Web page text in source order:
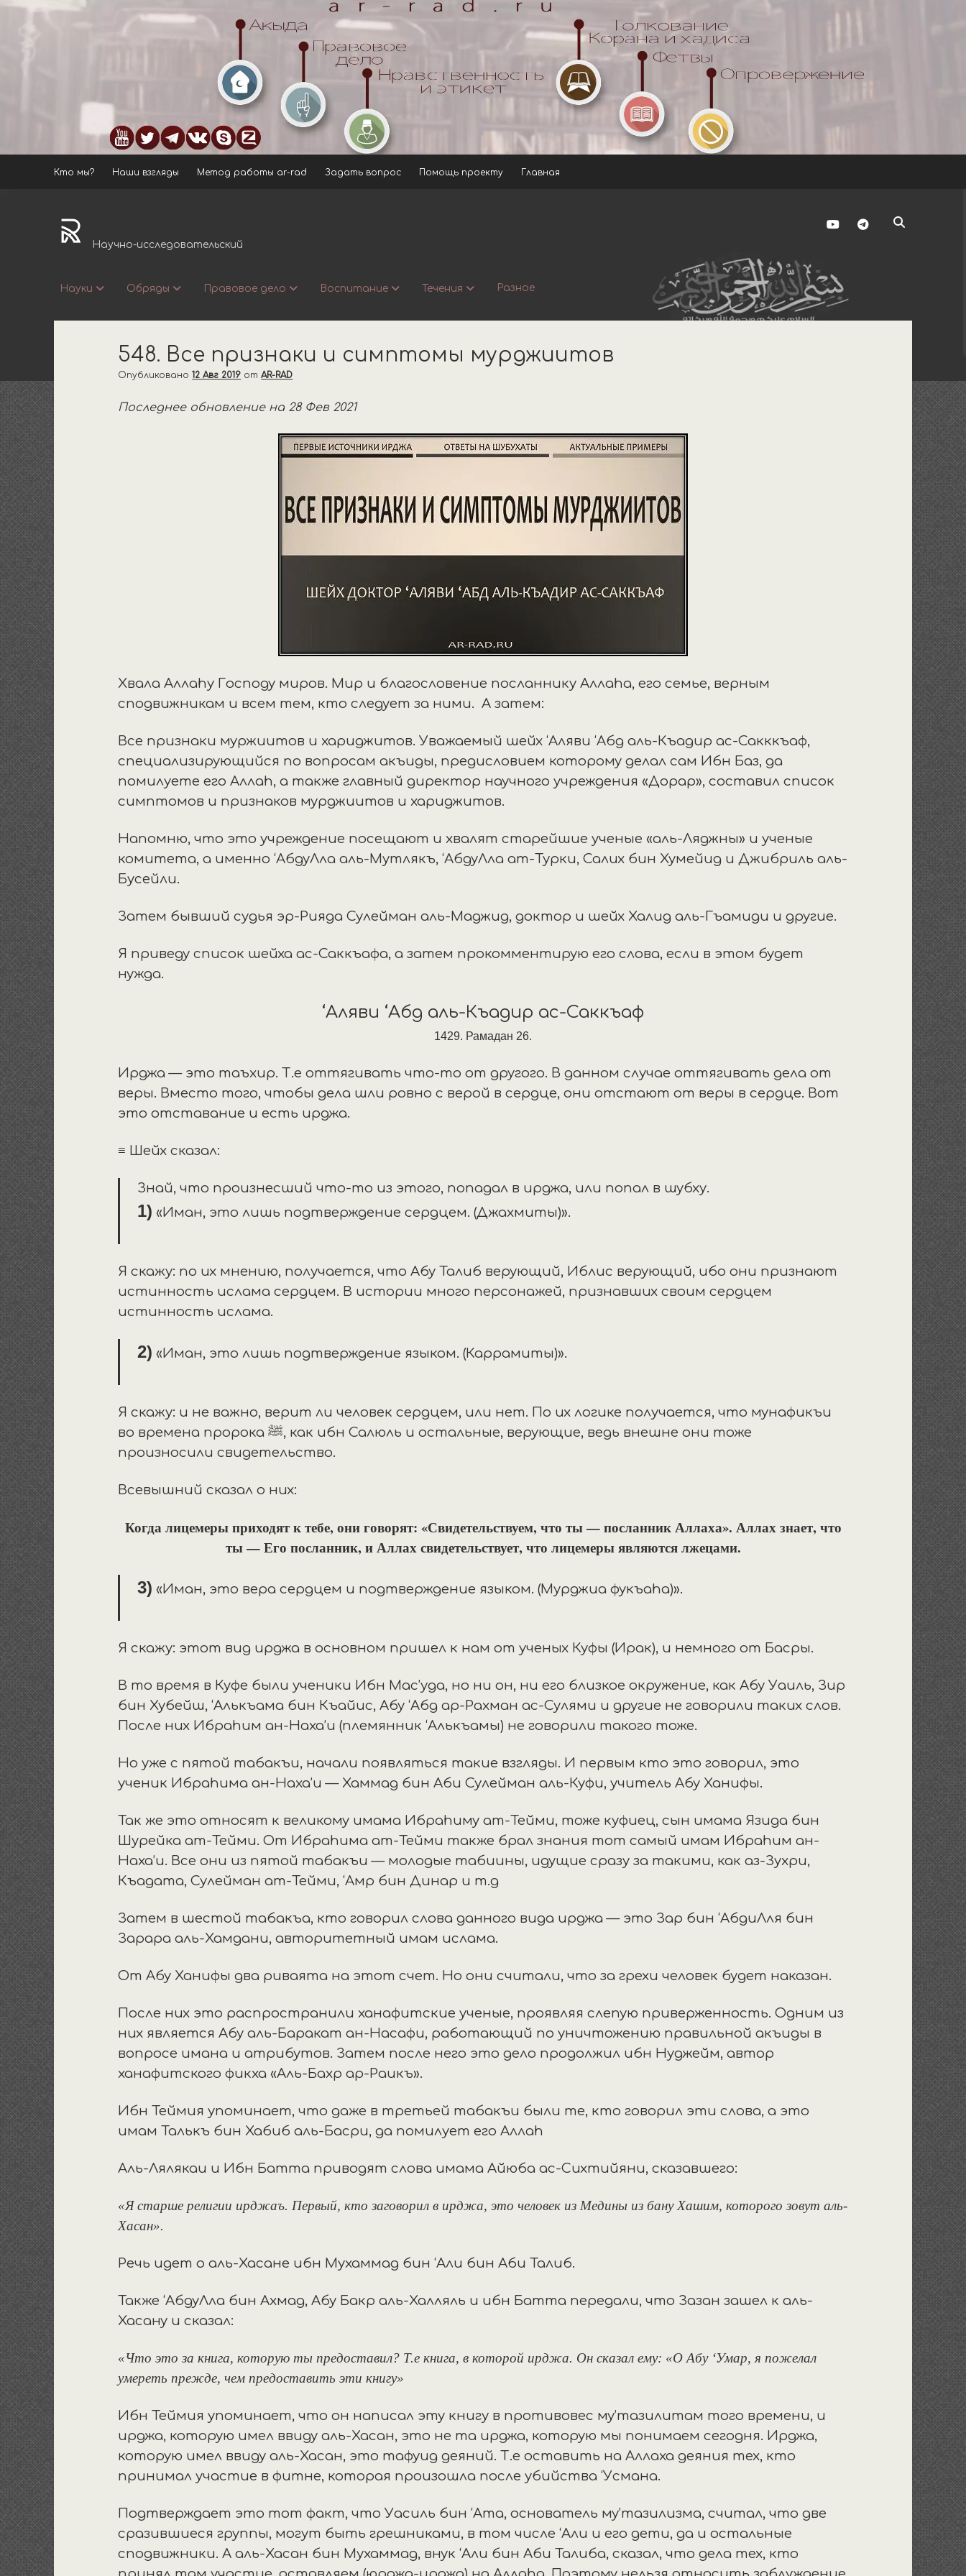
Кто мы? Наши взгляды Метод работы ar-rad Задать вопрос Помощь проекту Главная
ar-
rad.ruНаучно-исследовательский
youtubetelegram
Науки Обряды Правовое дело Воспитание Течения Разное
548. Все признаки и симптомы мурджиитов
Опубликовано12 Авг 2019 отAR-RAD
Последнее обновление на 28 Фев 2021
Хвала Аллаhу Господу миров. Мир и благословение посланнику Аллаhа, его семье, верным
сподвижникам и всем тем, кто следует за ними. А затем:
Все признаки муржиитов и хариджитов. Уважаемый шейх ‘Аляви ‘Абд аль-Къадир ас-Сакккъаф,
специализирующийся по вопросам акъиды, предисловием которому делал сам Ибн Баз, да
помилуете его Аллаh, а также главный директор научного учреждения «Дорар», составил список
симптомов и признаков мурджиитов и хариджитов.
Напомню, что это учреждение посещают и хвалят старейшие ученые «аль-Ляджны» и ученые
комитета, а именно ‘АбдуЛла аль-Мутлякъ, ‘АбдуЛла ат-Турки, Салих бин Хумейид и Джибриль аль-
Бусейли.
Затем бывший судья эр-Рияда Сулейман аль-Маджид, доктор и шейх Халид аль-Гъамиди и другие.
Я приведу список шейха ас-Саккъафа, а затем прокомментирую его слова, если в этом будет
нужда.
‘Аляви ‘Абд аль-Къадир ас-Саккъаф
1429. Рамадан 26.
Ирджа — это таъхир. Т.е оттягивать что-то от другого. В данном случае оттягивать дела от
веры. Вместо того, чтобы дела шли ровно с верой в сердце, они отстают от веры в сердце. Вот
это отставание и есть ирджа.
≡ Шейх сказал:
Знай, что произнесший что-то из этого, попадал в ирджа, или попал в шубху.
1) «Иман, это лишь подтверждение сердцем. (Джахмиты)».
Я скажу: по их мнению, получается, что Абу Талиб верующий, Иблис верующий, ибо они признают
истинность ислама сердцем. В истории много персонажей, признавших своим сердцем
истинность ислама.
2) «Иман, это лишь подтверждение языком. (Каррамиты)».
Я скажу: и не важно, верит ли человек сердцем, или нет. По их логике получается, что мунафикъи
во времена пророка ﷺ, как ибн Салюль и остальные, верующие, ведь внешне они тоже
произносили свидетельство.
Всевышний сказал о них:
Когда лицемеры приходят к тебе, они говорят: «Свидетельствуем, что ты — посланник Аллаха». Аллах знает, что
ты — Его посланник, и Аллах свидетельствует, что лицемеры являются лжецами.
3) «Иман, это вера сердцем и подтверждение языком. (Мурджиа фукъаhа)».
Я скажу: этот вид ирджа в основном пришел к нам от ученых Куфы (Ирак), и немного от Басры.
В то время в Куфе были ученики Ибн Мас’уда, но ни он, ни его близкое окружение, как Абу Уаиль, Зир
бин Хубейш, ‘Алькъама бин Къайис, Абу ‘Абд ар-Рахман ас-Сулями и другие не говорили таких слов.
После них Ибраhим ан-Наха’и (племянник ‘Алькъамы) не говорили такого тоже.
Но уже с пятой табакъи, начали появляться такие взгляды. И первым кто это говорил, это
ученик Ибраhима ан-Наха’и — Хаммад бин Аби Сулейман аль-Куфи, учитель Абу Ханифы.
Так же это относят к великому имама Ибраhиму ат-Тейми, тоже куфиец, сын имама Язида бин
Шурейка ат-Тейми. От Ибраhима ат-Тейми также брал знания тот самый имам Ибраhим ан-
Наха’и. Все они из пятой табакъи — молодые табиины, идущие сразу за такими, как аз-Зухри,
Къадата, Сулейман ат-Тейми, ‘Амр бин Динар и т.д
Затем в шестой табакъа, кто говорил слова данного вида ирджа — это Зар бин ‘АбдиЛля бин
Зарара аль-Хамдани, авторитетный имам ислама.
От Абу Ханифы два риваята на этот счет. Но они считали, что за грехи человек будет наказан.
После них это распространили ханафитские ученые, проявляя слепую приверженность. Одним из
них является Абу аль-Баракат ан-Насафи, работающий по уничтожению правильной акъиды в
вопросе имана и атрибутов. Затем после него это дело продолжил ибн Нуджейм, автор
ханафитского фикха «Аль-Бахр ар-Раикъ».
Ибн Теймия упоминает, что даже в третьей табакъи были те, кто говорил эти слова, а это
имам Талькъ бин Хабиб аль-Басри, да помилует его Аллаh
Аль-Лялякаи и Ибн Батта приводят слова имама Айюба ас-Сихтийяни, сказавшего:
«Я старше религии ирджаъ. Первый, кто заговорил в ирджа, это человек из Медины из бану Хашим, которого зовут аль-
Хасан».
Речь идет о аль-Хасане ибн Мухаммад бин ‘Али бин Аби Талиб.
Также ‘АбдуЛла бин Ахмад, Абу Бакр аль-Халляль и ибн Батта передали, что Зазан зашел к аль-
Хасану и сказал:
«Что это за книга, которую ты предоставил? Т.е книга, в которой ирджа. Он сказал ему: «О Абу ‘Умар, я пожелал
умереть прежде, чем предоставить эти книгу»
Ибн Теймия упоминает, что он написал эту книгу в противовес му’тазилитам того времени, и
ирджа, которую имел ввиду аль-Хасан, это не та ирджа, которую мы понимаем сегодня. Ирджа,
которую имел ввиду аль-Хасан, это тафуид деяний. Т.е оставить на Аллаха деяния тех, кто
принимал участие в фитне, которая произошла после убийства ‘Усмана.
Подтверждает это тот факт, что Уасиль бин ‘Ата, основатель му’тазилизма, считал, что две
сразившиеся группы, могут быть грешниками, в том числе ‘Али и его дети, да и остальные
сподвижники. А аль-Хасан бин Мухаммад, внук ‘Али бин Аби Талиба, сказал, что дела тех, кто